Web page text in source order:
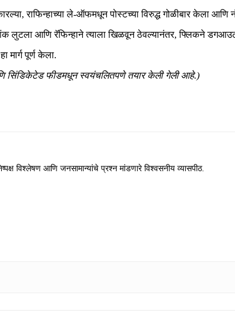
राफिन्हाच्या ले-ऑफमधून पोस्टच्या विरुद्ध गोळीबार केला
लुटला आणि रॅफिन्हाने त्याला खिळवून ठेवल्यानंतर, फ्लिकने
मार्ग पूर्ण केला.
सिंडिकेटेड फीडमधून स्वयंचलितपणे तयार केली गेली आहे.)
विश्लेषण आणि जनसामान्यांचे प्रश्न मांडणारे विश्वसनीय व्यासपीठ.